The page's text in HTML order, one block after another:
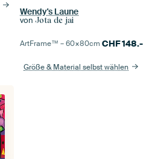
Wendy's Laune
von Jota de jai
ArtFrame™ –60×80cm CHF148.-
Größe & Material selbst wählen